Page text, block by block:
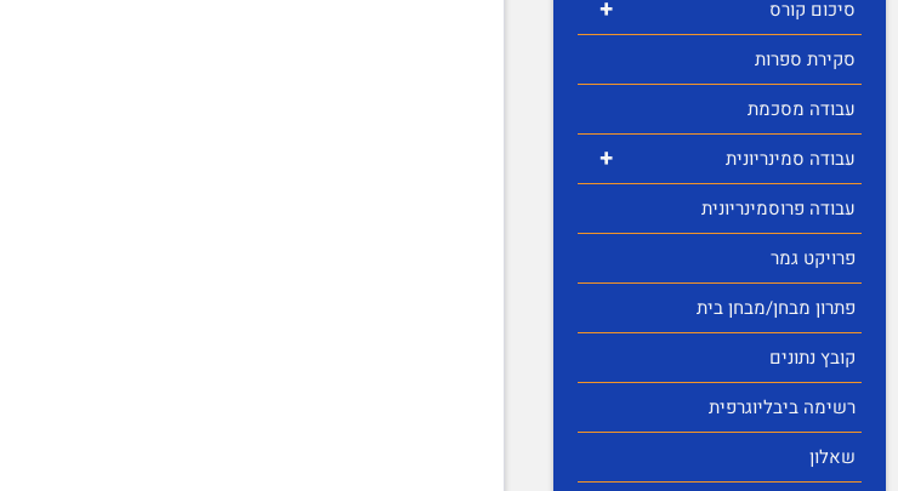
+
סיכום קורס
סקירת ספרות
עבודה מסכמת
+
עבודה סמינריונית
עבודה פרוסמינריונית
פרויקט גמר
פתרון מבחן/מבחן בית
קובץ נתונים
רשימה ביבליוגרפית
שאלון